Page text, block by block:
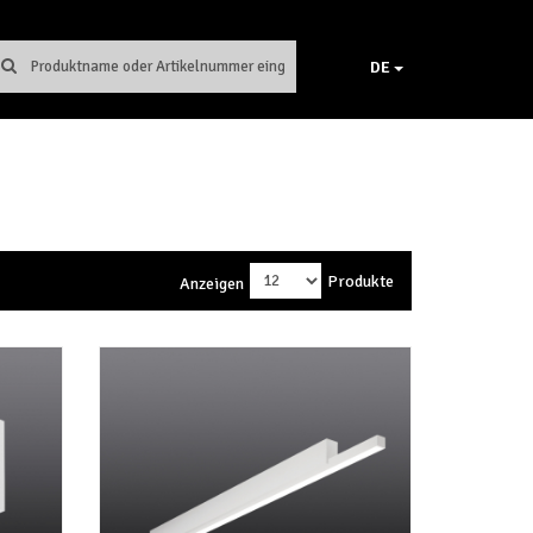
DE
Anzeigen Produkte